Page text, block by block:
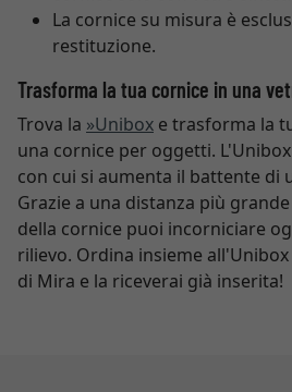
La cornice su misura è
restituzione.
Trasforma la tua cornice in una
Trova la »Unibox e trasforma la
una cornice per oggetti.
con cui si aumenta il battente di
Grazie a una distanza più
della cornice puoi incorniciare
rilievo. Ordina insieme
di Mira e la riceverai già inserita!